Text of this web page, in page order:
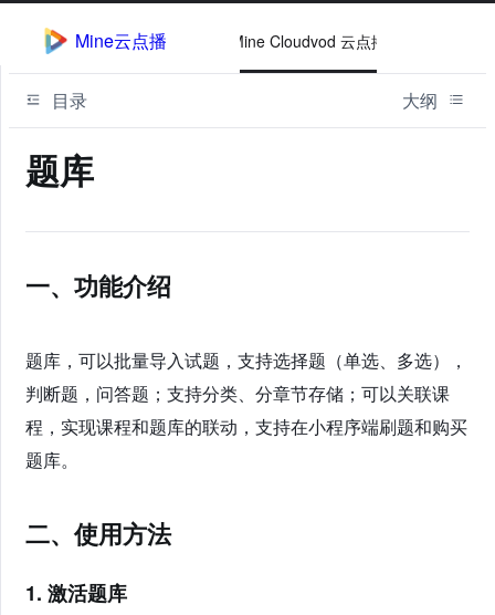
Mine云点播 Mine Cloudvod 云点播
目录 大纲
题库
一、功能介绍
题库，可以批量导入试题，支持选择题（单选、多选），
判断题，问答题；支持分类、分章节存储；可以关联课
程，实现课程和题库的联动，支持在小程序端刷题和购买
题库。
二、使用方法
1. 激活题库